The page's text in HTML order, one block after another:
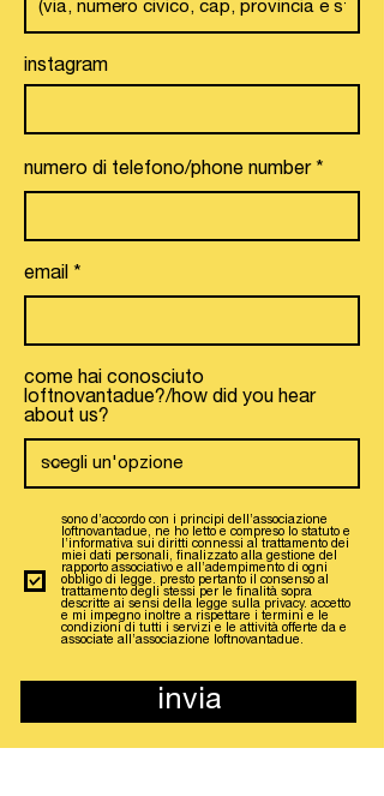
instagram
numero di telefono/phone number
email
come hai conosciuto
loftnovantadue?/how did you hear
about us?
sono d’accordo con i principi dell’associazione
loftnovantadue, ne ho letto e compreso lo statuto e
l’informativa sui diritti connessi al trattamento dei
miei dati personali, finalizzato alla gestione del
rapporto associativo e all’adempimento di ogni
obbligo di legge. presto pertanto il consenso al
trattamento degli stessi per le finalità sopra
descritte ai sensi della legge sulla privacy. accetto
e mi impegno inoltre a rispettare i termini e le
condizioni di tutti i servizi e le attività offerte da e
associate all’associazione loftnovantadue.
invia